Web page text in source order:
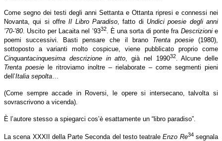
Come segno dei testi degli anni Settanta e Ottanta ripresi e connessi nei
Novanta, qui si offreIl Libro Paradiso , fatto di Undici poesie degli anni
’70-’80. Uscito per Lacaita nel ’9332. È una sorta di ponte fra Descrizionie
poemi successivi. Basti pensare che il brano Trenta poesie(1980),
sottoposto a varianti molto cospicue, viene pubblicato proprio come
Cinquantacinquesima descrizione in atto, già nel 199032. Alcune delle
Trenta poesie
le ritroviamo inoltre – rielaborate – come segmenti pieni
dell’Italia sepolta…
(Come sempre accade in Roversi, le opere si intersecano, talvolta si
sovrascrivono a vicenda).
È l’autore stesso a spiegarci cos’è esattamente un “libro paradiso”.
La scena XXXII della Parte Seconda del testo teatraleEnzo Re34segnala